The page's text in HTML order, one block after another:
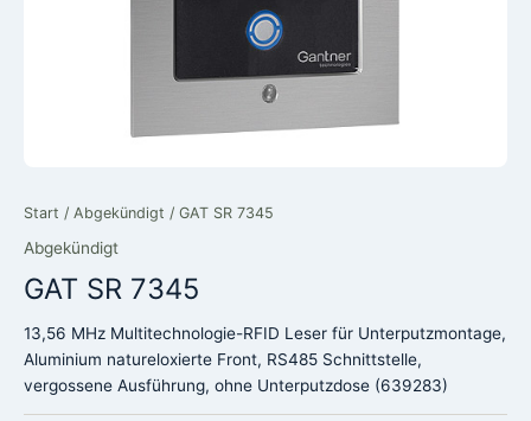
Start / Abgekündigt / GAT SR 7345
Abgekündigt
GAT SR 7345
13,56 MHz Multitechnologie-RFID Leser für Unterputzmontage,
Aluminium natureloxierte Front, RS485 Schnittstelle,
vergossene Ausführung, ohne Unterputzdose (639283)